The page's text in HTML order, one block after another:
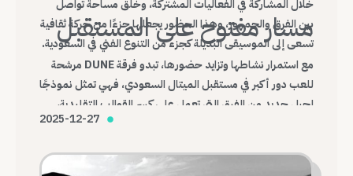
خلال المشاركة في الفعاليات المشتركة، وخلق مساحة تواصل
بين الفرق والجمهور، وهذا الحضور يجعلها جزءًا من حركة ثقافية
تسعى إلى الموسيقى البديلة كجزء من التنوع الفني في السعودية.
مسار مفتوح على المستقبل
مع استمرار نشاطها وتزايد حضورها، تبدو فرقة DUNE مرشحة
للعب دور أكبر في مستقبل الميتال السعودي، فهي تمثل نموذجًا
لجيل جديد من الفرق التي تعمل على كسر القوالب التقليدية،
وبناء هوية موسيقية محلية قادرة على التواصل مع العالم.
2025-12-27